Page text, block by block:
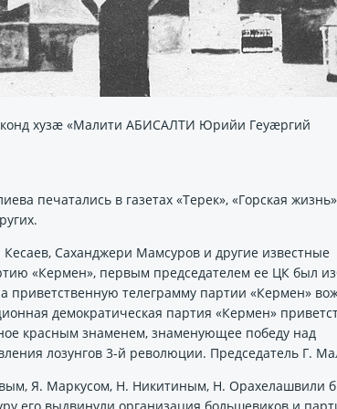
хузæ «Малити АБИСАЛТИ Юрийи Геуæргий
печатались в газетах «Терек», «Горская
Саханджери Мамсуров и другие известные
«Кермен», первым председателем ее ЦК был
приветственную телеграмму партии «Кермен»
демократическая партия «Кермен»
красным знаменем, знаменующее победу над
лозунгов 3-й революции. Председатель Г.
Я. Маркусом, Н. Никитиным, Н. Орахелашвили